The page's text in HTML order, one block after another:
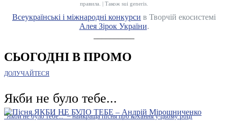
правила. | Також sui generis.
Всеукраїнські і міжнародні конкурси в Творчій екосистемі
Алея Зірок України.
СЬОГОДНІ В ПРОМО
ДОЛУЧАЙТЕСЯ
Якби не було тебе...
"Якби не було тебе..." – найкраща пісня про кохання у цьому році